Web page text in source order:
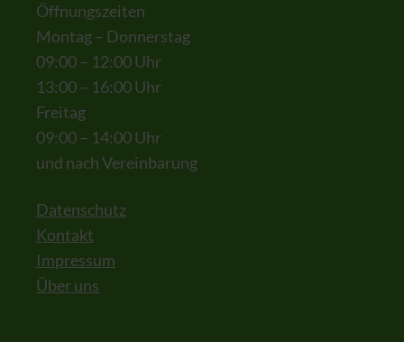
Öffnungszeiten
Montag – Donnerstag
09:00 – 12:00 Uhr
13:00 – 16:00 Uhr
Freitag
09:00 – 14:00 Uhr
und nach Vereinbarung
Datenschutz
Kontakt
Impressum
Über uns